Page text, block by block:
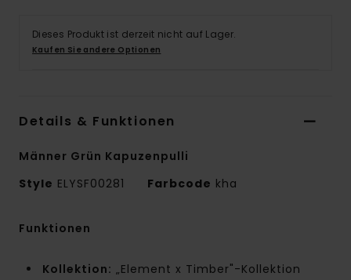
Dieses Produkt ist derzeit nicht auf Lager.
Kaufen Sie andere Optionen
Details & Funktionen
Männer Grün Kapuzenpulli
Style ELYSF00281 Farbcode kha
Funktionen
Kollektion: „Element x Timber"-Kollektion